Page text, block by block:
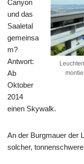
Canyon
und das
Saaletal
gemeinsa
m?
Antwort:
Ab
Oktober
2014
einen Skywalk.
An der Burgmauer der
solcher,